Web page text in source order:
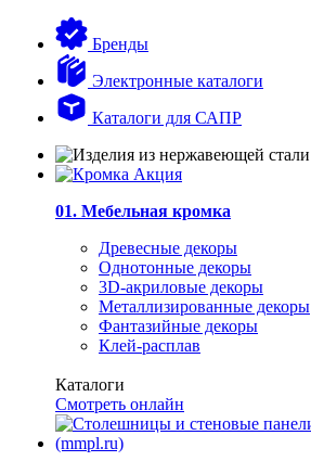
Бренды
Электронные каталоги
Каталоги для САПР
01. Мебельная кромка
Древесные декоры
Однотонные декоры
3D-акриловые декоры
Металлизированные декоры
Фантазийные декоры
Клей-расплав
Каталоги
Смотреть онлайн